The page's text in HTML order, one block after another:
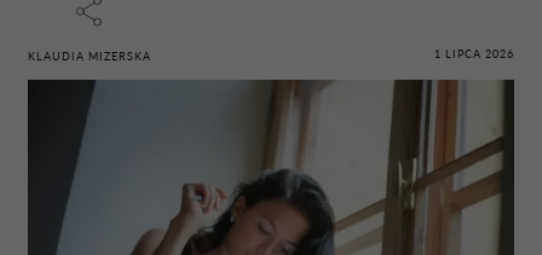
KLAUDIA MIZERSKA 1 LIPCA 2026